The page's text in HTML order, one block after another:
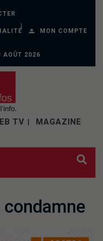
MON COMPTE
AOÛT 2026
TV MAGAZINE